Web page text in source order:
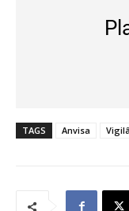
TAGS Anvisa